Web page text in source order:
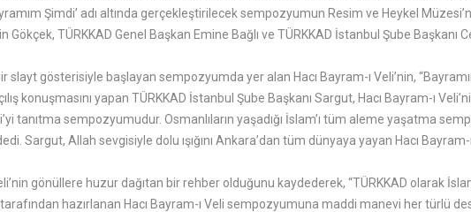
Şimdi’ adı altında gerçekleştirilecek sempozyumun Resim ve Heykel
Gökçek, TÜRKKAD Genel Başkan Emine Bağlı ve TÜRKKAD İstanbul Şube Başkanı
bir slayt gösterisiyle başlayan sempozyumda yer alan Hacı Bayram-ı Veli’nin,
konuşmasını yapan TÜRKKAD İstanbul Şube Başkanı Sargut, Hacı Bayram-ı
tanıtma sempozyumudur. Osmanlıların yaşadığı İslam’ı tüm aleme yaşatma
Sargut, Allah sevgisiyle dolu ışığını Ankara’dan tüm dünyaya yayan Hacı Bayram-
gönüllere huzur dağıtan bir rehber olduğunu kaydederek, “TÜRKKAD olarak
hazırlanan Hacı Bayram-ı Veli sempozyumuna maddi manevi her türlü